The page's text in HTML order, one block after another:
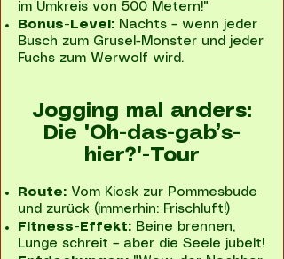
im Umkreis von 500 Metern!"
Bonus-Level: Nachts – wenn jeder
Busch zum Grusel-Monster und jeder
Fuchs zum Werwolf wird.
Jogging mal anders:
Die 'Oh-das-gab’s-
hier?'-Tour
Route: Vom Kiosk zur Pommesbude
und zurück (immerhin: Frischluft!)
Fitness-Effekt: Beine brennen,
Lunge schreit – aber die Seele jubelt!